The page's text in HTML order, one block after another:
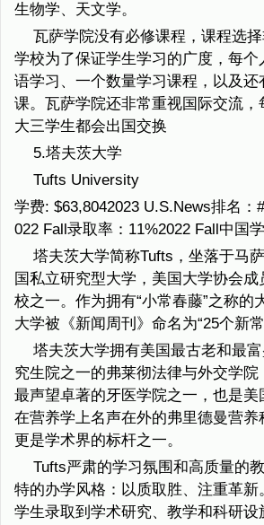
生物学、天文学。
瓦萨学院没有必修课程，课程选择
学校为了保证学生学习的广度，每
语学习、一个数量学习课程，以及还
课。瓦萨学院还非常重视国际交流，
大三学生都会出国交换
5.塔夫茨大学
Tufts University
学费: $63,8042023 U.S.News排名：
022 Fall录取率：11%2022 Fall中国
塔夫茨大学简称Tufts，坐落于马
国私立研究型大学，美国大学协会成
校之一。作为拥有“小常春藤”之称的
大学被《新闻周刊》命名为“25个新常
塔夫茨大学拥有美国最古老和最
究生院之一的弗莱彻法律与外交学院
最声望卓著的牙医学院之一，也是
在营养学上名声在外的弗里德曼营养
更是学术界的标杆之一。
Tufts严肃的学习氛围和高质量的
特的办学风格：以质取胜、注重革新
学生录取到学术研究、教学和科研